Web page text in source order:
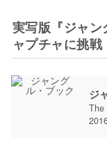
実写版『ジャ
ャプチャに挑戦
ジ
The